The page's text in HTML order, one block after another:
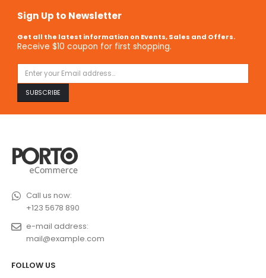
Sign Up to Newsletter
Get all the latest information on Events, Sales and Offers.
Receive $10 coupon for first shopping.
Call us now:
+123 5678 890
e-mail address:
mail@example.com
FOLLOW US